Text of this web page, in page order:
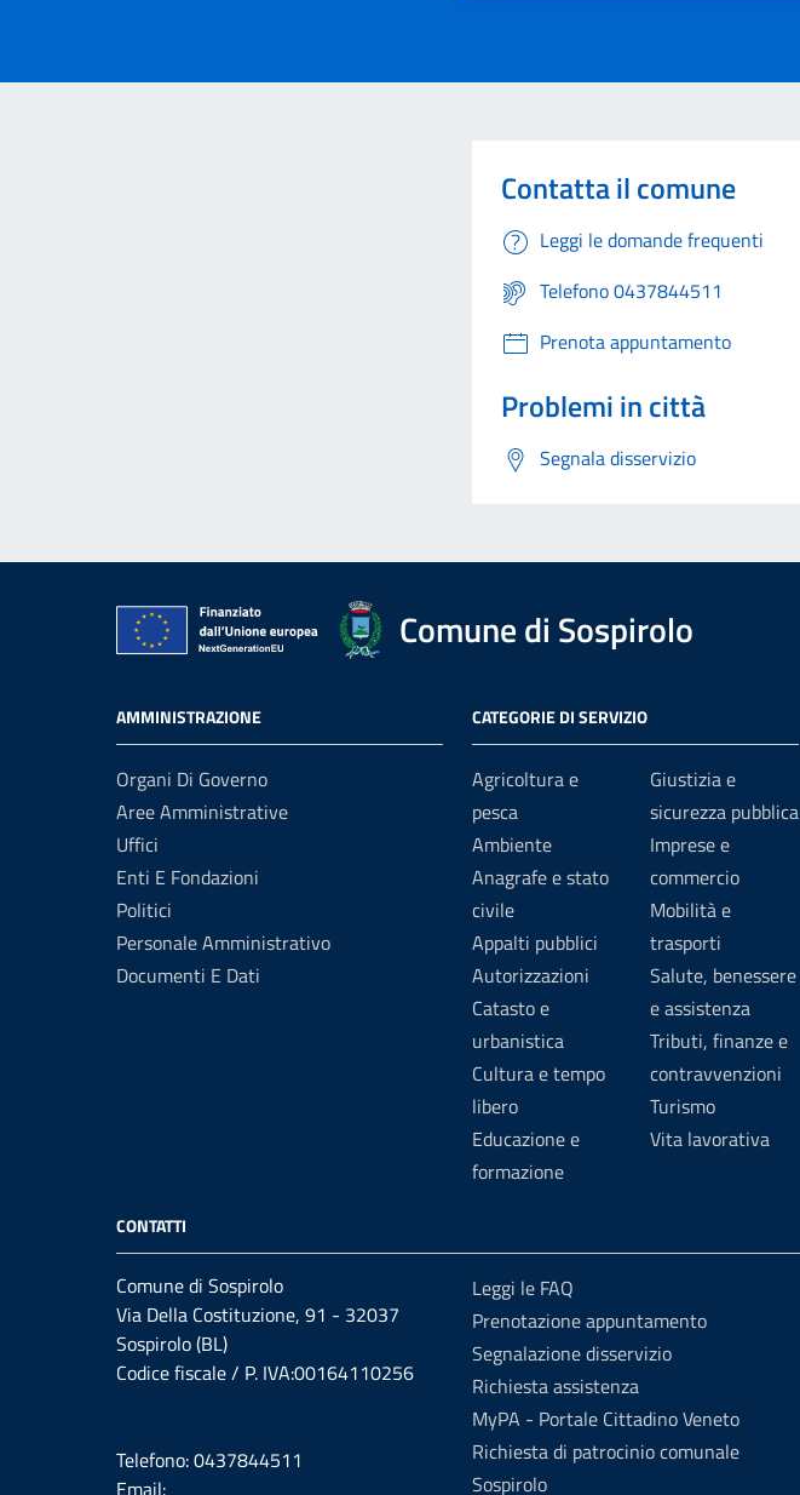
Contatta il comune
Leggi le domande frequenti
Telefono 0437844511
Prenota appuntamento
Problemi in città
Segnala disservizio
Comune di Sospirolo
AMMINISTRAZIONE
Organi Di Governo
Aree Amministrative
Uffici
Enti E Fondazioni
Politici
Personale Amministrativo
Documenti E Dati
CATEGORIE DI SERVIZIO
Agricoltura e
pesca
Ambiente
Anagrafe e stato
civile
Appalti pubblici
Autorizzazioni
Catasto e
urbanistica
Cultura e tempo
libero
Educazione e
formazione
Giustizia e
sicurezza pubblica
Imprese e
commercio
Mobilità e
trasporti
Salute, benessere
e assistenza
Tributi, finanze e
contravvenzioni
Turismo
Vita lavorativa
CONTATTI
Comune di Sospirolo
Via Della Costituzione, 91 - 32037
Sospirolo (BL)
Codice fiscale / P. IVA:00164110256
Telefono: 0437844511
Email:
Leggi le FAQ
Prenotazione appuntamento
Segnalazione disservizio
Richiesta assistenza
MyPA - Portale Cittadino Veneto
Richiesta di patrocinio comunale
Sospirolo